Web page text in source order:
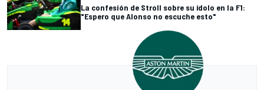
La confesión de Stroll sobre su ídolo en la F1:
"Espero que Alonso no escuche esto"